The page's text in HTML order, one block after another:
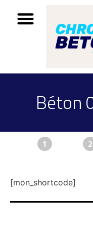
Béton
1 2
[mon_shortcode]